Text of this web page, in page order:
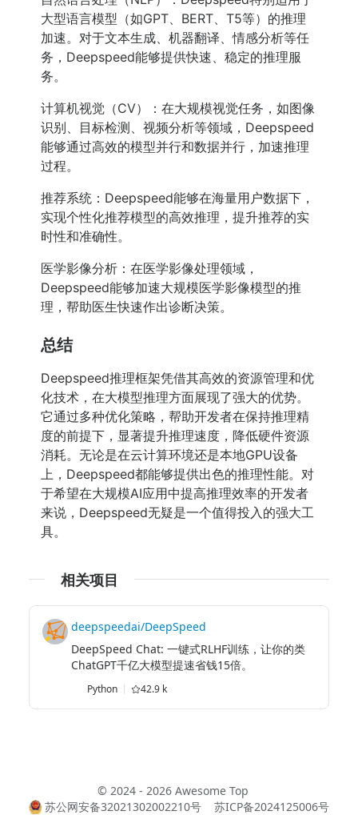
大型语言模型（如GPT、BERT、T5等）的推理
加速。对于文本生成、机器翻译、情感分析等任
务，Deepspeed能够提供快速、稳定的推理服
务。
计算机视觉（CV）：在大规模视觉任务，如图像
识别、目标检测、视频分析等领域，Deepspeed
能够通过高效的模型并行和数据并行，加速推理
过程。
推荐系统：Deepspeed能够在海量用户数据下，
实现个性化推荐模型的高效推理，提升推荐的实
时性和准确性。
医学影像分析：在医学影像处理领域，
Deepspeed能够加速大规模医学影像模型的推
理，帮助医生快速作出诊断决策。
总结
Deepspeed推理框架凭借其高效的资源管理和优
化技术，在大模型推理方面展现了强大的优势。
它通过多种优化策略，帮助开发者在保持推理精
度的前提下，显著提升推理速度，降低硬件资源
消耗。无论是在云计算环境还是本地GPU设备
上，Deepspeed都能够提供出色的推理性能。对
于希望在大规模AI应用中提高推理效率的开发者
来说，Deepspeed无疑是一个值得投入的强大工
具。
相关项目
deepspeedai/DeepSpeed
DeepSpeed Chat: 一键式RLHF训练，让你的类
ChatGPT千亿大模型提速省钱15倍。
Python 42.9 k
© 2024 - 2026 Awesome Top
苏公网安备32021302002210号
苏ICP备2024125006号